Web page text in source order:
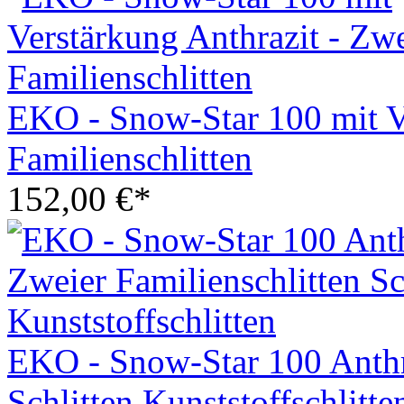
EKO - Snow-Star 100 mit
Familienschlitten
152,00 €*
EKO - Snow-Star 100